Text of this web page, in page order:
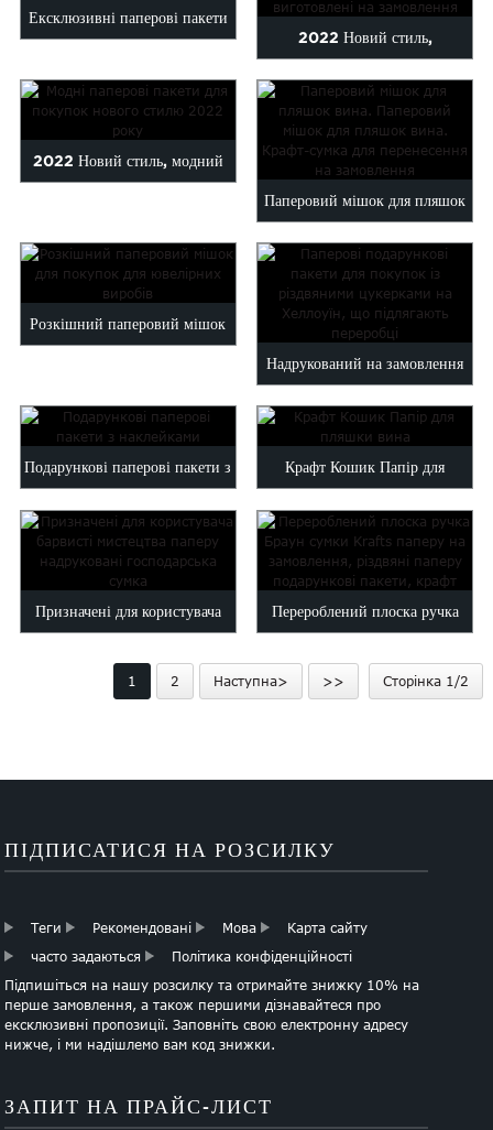
Malayalam
Sesotho
Sindhi
Zulu
Ексклюзивні паперові пакети
2022 Новий стиль,
ексклюзивний художній папір
на замовлення...
2022 Новий стиль, модний
покупок...
Паперовий мішок для пляшок
Настроювання паперового
мішка для пляшок вина...
Розкішний паперовий мішок
виробів
Надрукований на замовлення
Хеллоуїн, Різдвяний...
Подарункові паперові пакети з
наклейками
Крафт Кошик Папір для
пляшки вина
Призначені для користувача
надруковані господарська
Перероблений плоска ручка
Cu ...
1 2 Наступна> >> Сторінка 1/2
ПІДПИСАТИСЯ НА РОЗСИЛКУ
Теги Рекомендовані Мова
Карта сайту
часто задаються
Політика конфіденційності
Підпишіться на нашу розсилку та отримайте знижку 10% на
перше замовлення, а також першими дізнавайтеся про
ексклюзивні пропозиції. Заповніть свою електронну адресу
нижче, і ми надішлемо вам код знижки.
ЗАПИТ НА ПРАЙС-ЛИСТ